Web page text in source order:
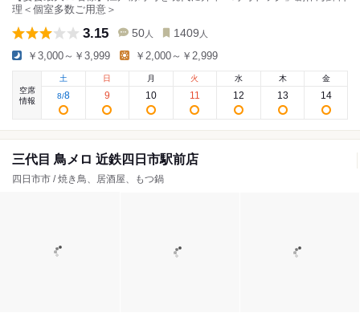
理＜個室多数ご用意＞
3.15 50 人 1409 人
￥3,000～￥3,999 ￥2,000～￥2,999
空席
情報
土
8/8
日
9
月
10
火
11
水
12
木
13
金
14
三代目 鳥メロ 近鉄四日市駅前店
四日市市 / 焼き鳥、居酒屋、もつ鍋